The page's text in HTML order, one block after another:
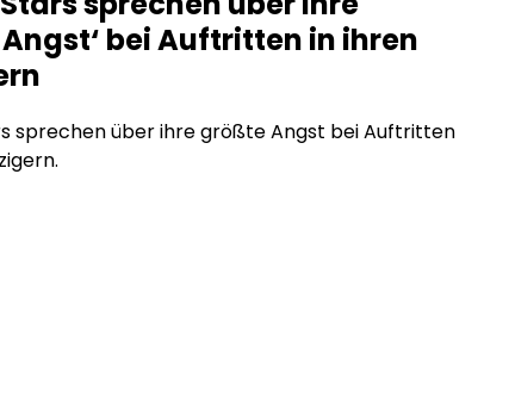
die den Inhalt einschränken. Was steckt
und warum […]
bei Auftritten in ihren
sprechen über ihre größte Angst bei Auftritten